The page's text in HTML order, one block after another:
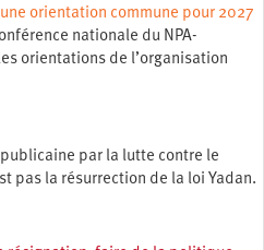
orientation commune pour 2027
nationale du NPA-
orientations de l’organisation
par la lutte contre le
pas la résurrection de la loi Yadan.